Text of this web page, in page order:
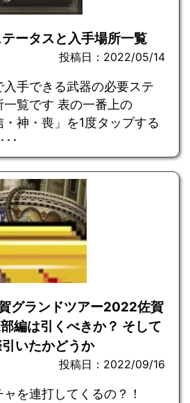
ータスと入手場所一覧
投稿日：2022/05/14
手できる武器の必要ステ
覧です 表の一番上の
・神・喪」を1度タップする
･･
グランドツアー2022佐賀
編は引くべきか？ そして
いたかどうか
投稿日：2022/09/16
ャを連打してくるの？！